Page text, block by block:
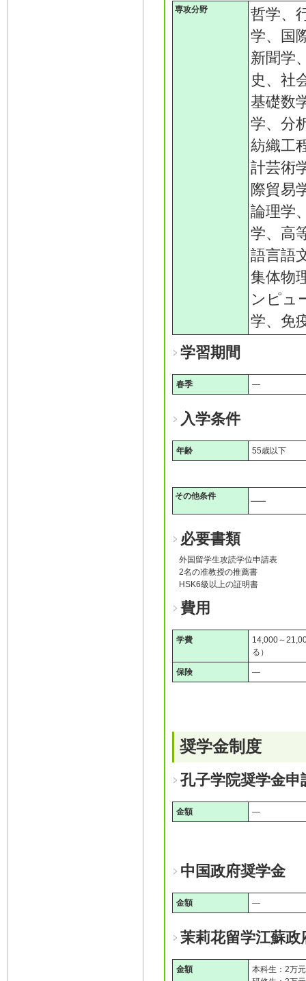
専攻分野
哲学、
学、国
新聞学
史、社
基礎数
学、分
紡織工
計芸術
際貿易
論理学
学、高
語言語
集体物
ンピュ
学、免
学習期間
春季 ―
入学条件
年齢 55歳以下
その他条件 ―
必要書類
外国留学生攻読学位申請表
2名の准教授の推薦書
HSK6級以上の証明書
費用
学費
14,000～
る）
保険 ―
奨学金制度
孔子学院奨学金申
金額 ―
中国政府奨学金
金額 ―
茉莉花留学江蘇政
金額
本科生：2万